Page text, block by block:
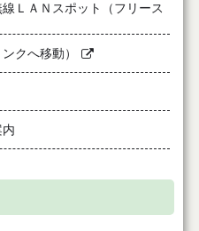
ＬＡＮスポット（フリース
クへ移動）